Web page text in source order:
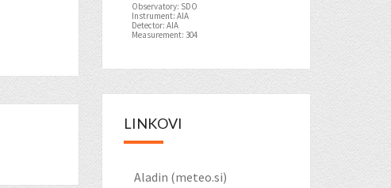
Observatory: SDO
Instrument: AIA
Detector: AIA
Measurement: 304
LINKOVI
Aladin (meteo.si)